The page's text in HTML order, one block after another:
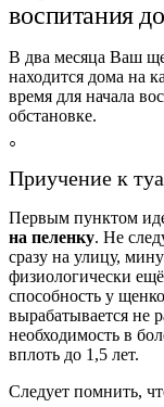
воспитания
В два месяца Ваш
находится дома на
время для начала
обстановке.
Приучение к
Первым пунктом
на пеленку. Не
сразу на улицу,
физиологически
способность у
вырабатывается не
необходимость в
вплоть до 1,5 лет.
Следует помнить,